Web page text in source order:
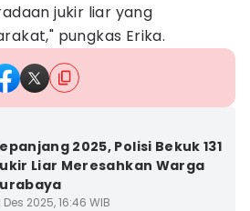
jukir liar yang
pungkas Erika.
2025, Polisi Bekuk 131
Liar Meresahkan Warga
Des 2025, 16:46 WIB